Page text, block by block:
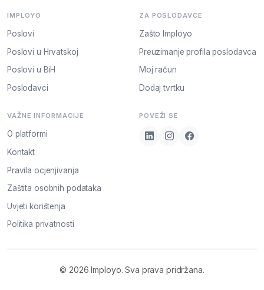
IMPLOYO
Poslovi
Poslovi u Hrvatskoj
Poslovi u BiH
Poslodavci
ZA POSLODAVCE
Zašto Imployo
Preuzimanje profila poslodavca
Moj račun
Dodaj tvrtku
VAŽNE INFORMACIJE
O platformi
Kontakt
Pravila ocjenjivanja
Zaštita osobnih podataka
Uvjeti korištenja
Politika privatnosti
POVEŽI SE
© 2026 Imployo. Sva prava pridržana.